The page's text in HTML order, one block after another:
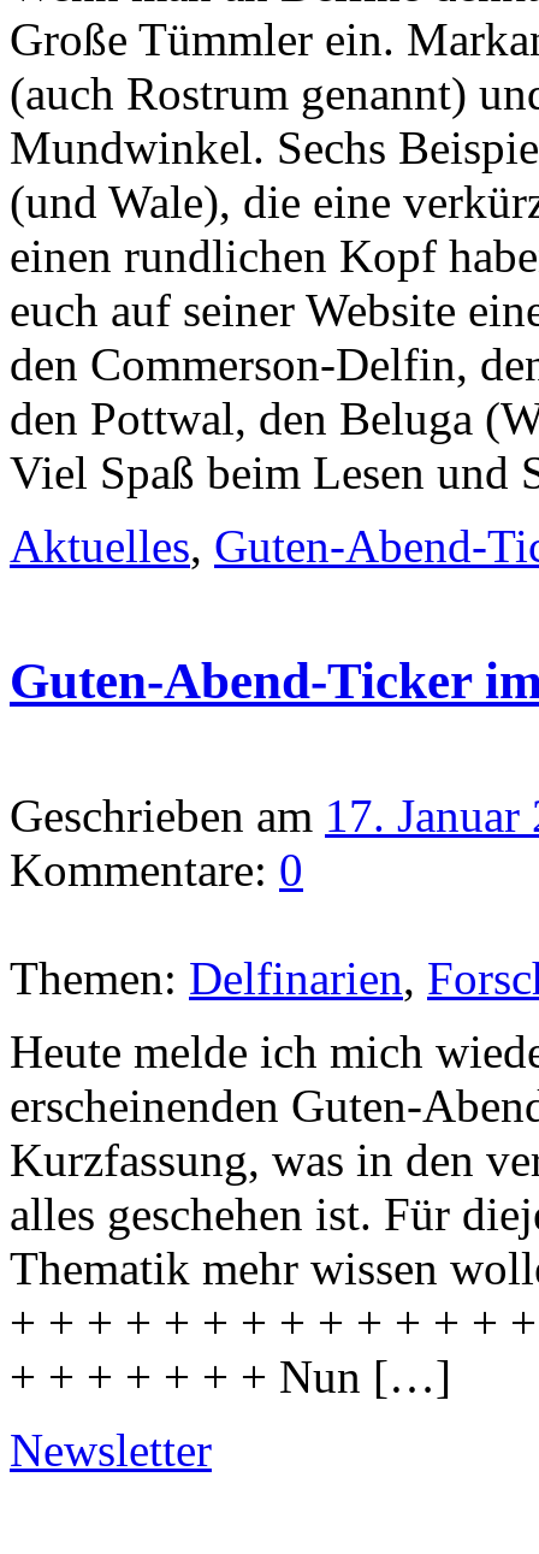
Große Tümmler ein.
(auch Rostrum genannt)
Mundwinkel. Sechs
(und Wale), die eine
einen rundlichen Kopf
euch auf seiner Website
den Commerson-Delfin,
den Pottwal, den Beluga
Viel Spaß beim Lesen und
Aktuelles, Guten-Abend-
Guten-Abend-Ticker
Geschrieben am 17. Januar
Kommentare: 0
Themen: Delfinarien,
Heute melde ich mich
erscheinenden Guten-
Kurzfassung, was in den
alles geschehen ist. Für
Thematik mehr wissen
+ + + + + + + + + + + + +
+ + + + + + + Nun […]
Newsletter